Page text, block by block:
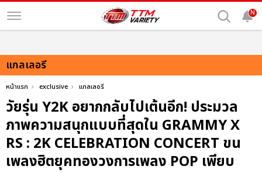
N
แกลเลอรี
หน้าแรก exclusive แกลเลอรี
วัยรุ่น Y2K อยากกลับไปเต้นอีก! ประมวล
ภาพความสนุกแบบที่สุดใน GRAMMY X
RS : 2K CELEBRATION CONCERT ขน
เพลงฮิตยุคทองวงการเพลง POP เพียบ